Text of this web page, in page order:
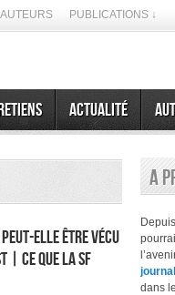
AUTEURS PUBLICATIONS ↓
Actualité
peut-elle être vécu
| Ce que la SF
A
dans